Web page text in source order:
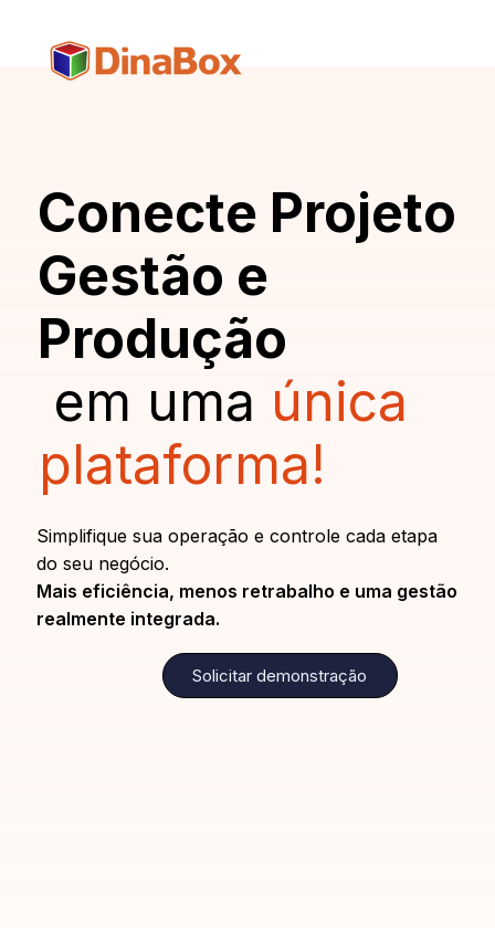
Conecte Projeto
Gestão e
Produção
em uma única
plataforma!
Simplifique sua operação e controle cada etapa
do seu negócio.
Mais eficiência, menos retrabalho e uma gestão
realmente integrada.
Solicitar demonstração